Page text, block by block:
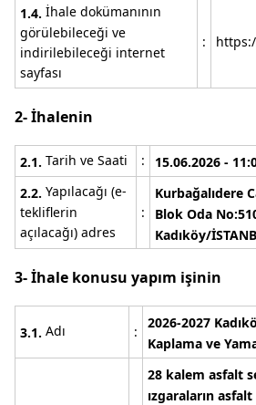
1.4. İhale dokümanının
görülebileceği ve
indirilebileceği internet
sayfası
:
2- İhalenin
2.1. Tarih ve Saati : 15.06.2026 -
2.2. Yapılacağı (e-
tekliflerin
açılacağı) adres
:
Kurbağalıdere
Blok Oda
Kadıköy/
3- İhale konusu yapım işinin
3.1. Adı :
2026-2027
Kaplama ve
28 kalem asfalt
ızgaraların